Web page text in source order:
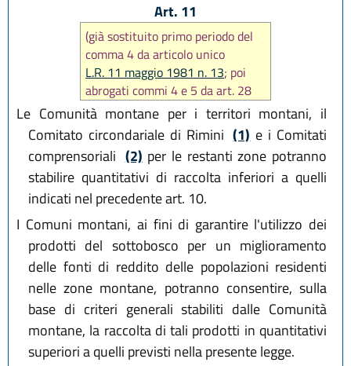
Art. 11
(già sostituito primo periodo del
comma 4 da articolo unico
L.R. 11 maggio 1981 n. 13; poi
abrogati commi 4 e 5 da art. 28
L.R. 2 settembre 1991 n. 24
)
Le Comunità montane per i territori montani, il
Comitato circondariale di Rimini (1) e i Comitati
comprensoriali (2) per le restanti zone potranno
stabilire quantitativi di raccolta inferiori a quelli
indicati nel precedente art. 10.
I Comuni montani, ai fini di garantire l'utilizzo dei
prodotti del sottobosco per un miglioramento
delle fonti di reddito delle popolazioni residenti
nelle zone montane, potranno consentire, sulla
base di criteri generali stabiliti dalle Comunità
montane, la raccolta di tali prodotti in quantitativi
superiori a quelli previsti nella presente legge.